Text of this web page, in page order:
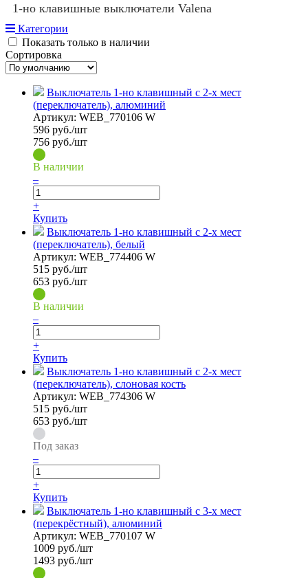
1-но клавишные выключатели Valena
Категории
Показать только в наличии
Сортировка
Выключатель 1-но клавишный с 2-х мест
(переключатель), алюминий
Артикул: WEB_770106 W
596 руб./шт
756 руб./шт
В наличии
–
+
Купить
Выключатель 1-но клавишный с 2-х мест
(переключатель), белый
Артикул: WEB_774406 W
515 руб./шт
653 руб./шт
В наличии
–
+
Купить
Выключатель 1-но клавишный с 2-х мест
(переключатель), слоновая кость
Артикул: WEB_774306 W
515 руб./шт
653 руб./шт
Под заказ
–
+
Купить
Выключатель 1-но клавишный с 3-х мест
(перекрёстный), алюминий
Артикул: WEB_770107 W
1009 руб./шт
1493 руб./шт